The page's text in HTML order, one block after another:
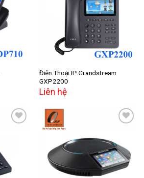
Add to
wishlist
Add to
wishlist
Điện Thoại IP Grandstream
GXP2200
Liên hệ
Add to
wishlist